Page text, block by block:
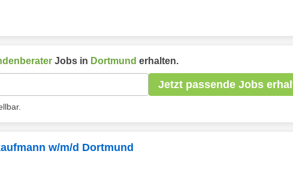
Jobs in Dortmund erhalten.
Jetzt passende Jobs
w/m/d Dortmund